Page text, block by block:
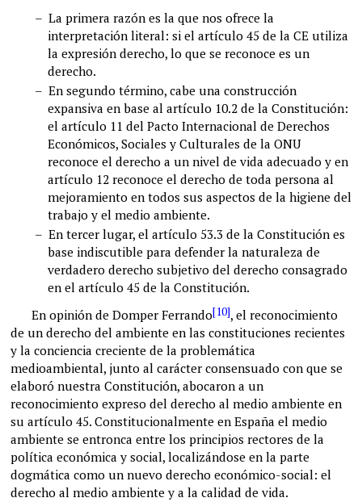
– La primera razón es la que nos ofrece la
interpretación literal: si el artículo 45 de la CE utiliza
la expresión derecho, lo que se reconoce es un
derecho.
– En segundo término, cabe una construcción
expansiva en base al artículo 10.2 de la Constitución:
el artículo 11 del Pacto Internacional de Derechos
Económicos, Sociales y Culturales de la ONU
reconoce el derecho a un nivel de vida adecuado y en
artículo 12 reconoce el derecho de toda persona al
mejoramiento en todos sus aspectos de la higiene del
trabajo y el medio ambiente.
– En tercer lugar, el artículo 53.3 de la Constitución es
base indiscutible para defender la naturaleza de
verdadero derecho subjetivo del derecho consagrado
en el artículo 45 de la Constitución.
En opinión de Domper Ferrando[10], el reconocimiento
de un derecho del ambiente en las constituciones recientes
y la conciencia creciente de la problemática
medioambiental, junto al carácter consensuado con que se
elaboró nuestra Constitución, abocaron a un
reconocimiento expreso del derecho al medio ambiente en
su artículo 45. Constitucionalmente en España el medio
ambiente se entronca entre los principios rectores de la
política económica y social, localizándose en la parte
dogmática como un nuevo derecho económico-social: el
derecho al medio ambiente y a la calidad de vida.